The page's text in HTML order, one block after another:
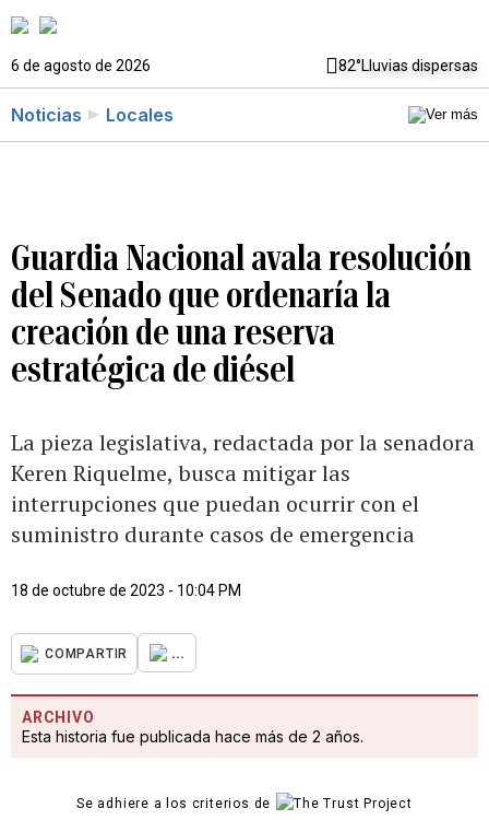
6 de agosto de 2026 82°Lluvias dispersas
Noticias Locales
Guardia Nacional avala resolución
del Senado que ordenaría la
creación de una reserva
estratégica de diésel
La pieza legislativa, redactada por la senadora
Keren Riquelme, busca mitigar las
interrupciones que puedan ocurrir con el
suministro durante casos de emergencia
18 de octubre de 2023 - 10:04 PM
COMPARTIR ...
ARCHIVO
Esta historia fue publicada hace más de 2 años.
Se adhiere a los criterios de